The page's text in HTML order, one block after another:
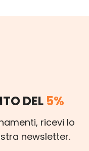
DEL 5%
ricevi lo
newsletter.